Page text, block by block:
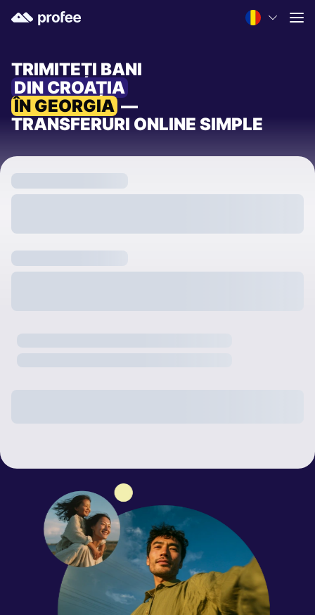
TRIMITEȚI BANI
DIN CROAȚIA
ÎN GEORGIA —
TRANSFERURI ONLINE SIMPLE